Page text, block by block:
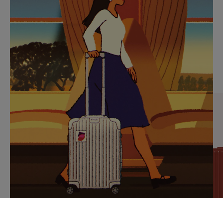
NÃO
ESTÁ
PAUSADO,
PRESSIONE
PARA
PAUSÁ-
LO
ESTÁ
SEM
SOM.
POR
FAVOR,
CLIQUE
PARA
ATIVÁ-
LO
SELEÇÃO DE PRESENTES CUIDADOSAMENTE
SELECIONADA
Encontre a companheira
perfeita para cada viagem